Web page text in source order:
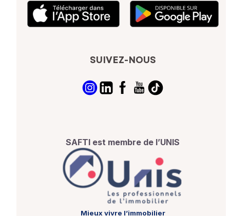
SUIVEZ-NOUS
SAFTI est membre de l’UNIS
Mieux vivre l’immobilier